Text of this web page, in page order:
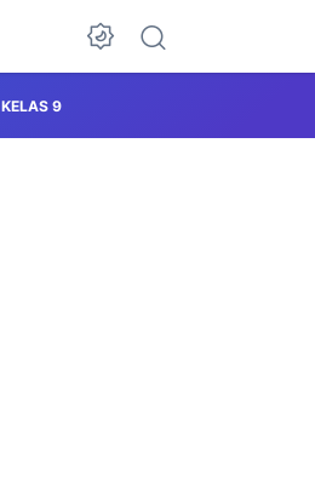
KELAS 9